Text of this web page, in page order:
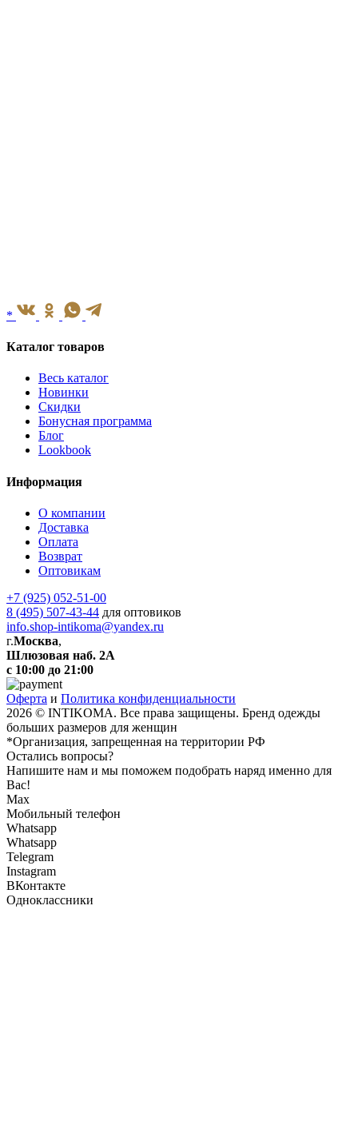
*
Каталог товаров
Весь каталог
Новинки
Скидки
Бонусная программа
Блог
Lookbook
Информация
О компании
Доставка
Оплата
Возврат
Оптовикам
+7 (925) 052-51-00
8 (495) 507-43-44 для оптовиков
info.shop-intikoma@yandex.ru
г.Москва,
Шлюзовая наб. 2А
с 10:00 до 21:00
Оферта и Политика конфиденциальности
2026 © INTIKOMA. Все права защищены. Бренд одежды
больших размеров для женщин
*Организация, запрещенная на территории РФ
Остались вопросы?
Напишите нам и мы поможем подобрать наряд именно для
Вас!
Max
Мобильный телефон
Whatsapp
Whatsapp
Telegram
Instagram
ВКонтакте
Одноклассники